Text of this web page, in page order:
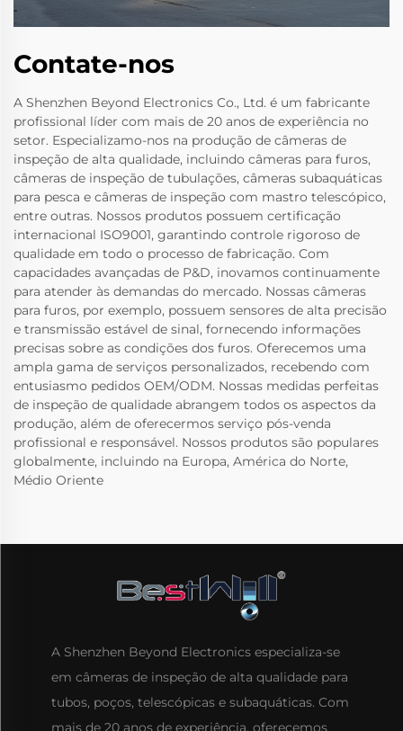
Contate-nos
A Shenzhen Beyond Electronics Co., Ltd. é um fabricante
profissional líder com mais de 20 anos de experiência no
setor. Especializamo-nos na produção de câmeras de
inspeção de alta qualidade, incluindo câmeras para furos,
câmeras de inspeção de tubulações, câmeras subaquáticas
para pesca e câmeras de inspeção com mastro telescópico,
entre outras. Nossos produtos possuem certificação
internacional ISO9001, garantindo controle rigoroso de
qualidade em todo o processo de fabricação. Com
capacidades avançadas de P&D, inovamos continuamente
para atender às demandas do mercado. Nossas câmeras
para furos, por exemplo, possuem sensores de alta precisão
e transmissão estável de sinal, fornecendo informações
precisas sobre as condições dos furos. Oferecemos uma
ampla gama de serviços personalizados, recebendo com
entusiasmo pedidos OEM/ODM. Nossas medidas perfeitas
de inspeção de qualidade abrangem todos os aspectos da
produção, além de oferecermos serviço pós-venda
profissional e responsável. Nossos produtos são populares
globalmente, incluindo na Europa, América do Norte,
Médio Oriente
A Shenzhen Beyond Electronics especializa-se
em câmeras de inspeção de alta qualidade para
tubos, poços, telescópicas e subaquáticas. Com
mais de 20 anos de experiência, oferecemos